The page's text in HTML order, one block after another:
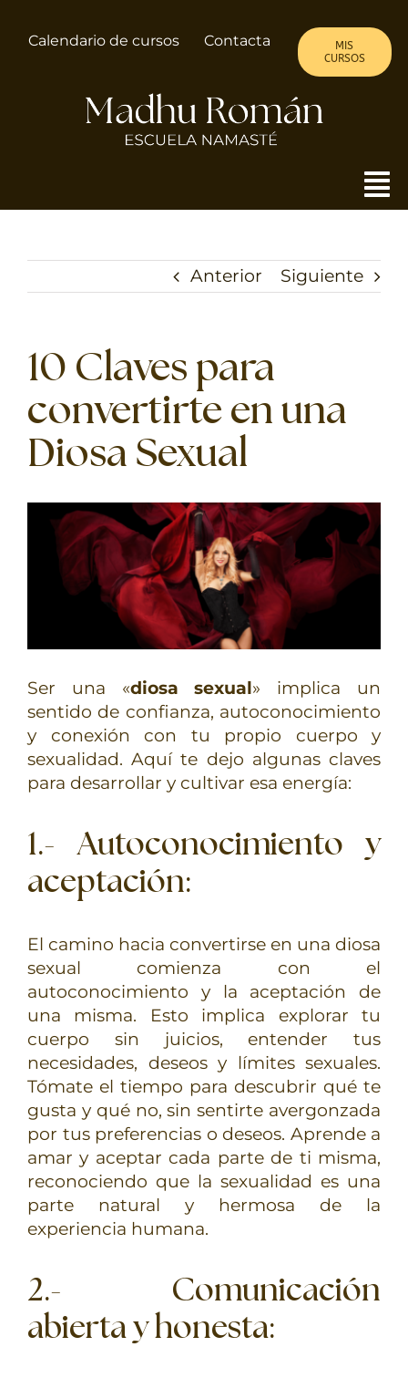
Calendario de cursos Contacta
MIS
CURSOS
ALMA DE MUJER
CURSOS
TERAPIAS
GRATIS
Anterior Siguiente
10 Claves para
convertirte en una
Diosa Sexual
Ser una «diosa sexual» implica un
sentido de confianza, autoconocimiento
y conexión con tu propio cuerpo y
sexualidad. Aquí te dejo algunas claves
para desarrollar y cultivar esa energía:
1.- Autoconocimiento y
aceptación:
El camino hacia convertirse en una diosa
sexual comienza con el
autoconocimiento y la aceptación de
una misma. Esto implica explorar tu
cuerpo sin juicios, entender tus
necesidades, deseos y límites sexuales.
Tómate el tiempo para descubrir qué te
gusta y qué no, sin sentirte avergonzada
por tus preferencias o deseos. Aprende a
amar y aceptar cada parte de ti misma,
reconociendo que la sexualidad es una
parte natural y hermosa de la
experiencia humana.
2.- Comunicación
abierta y honesta: